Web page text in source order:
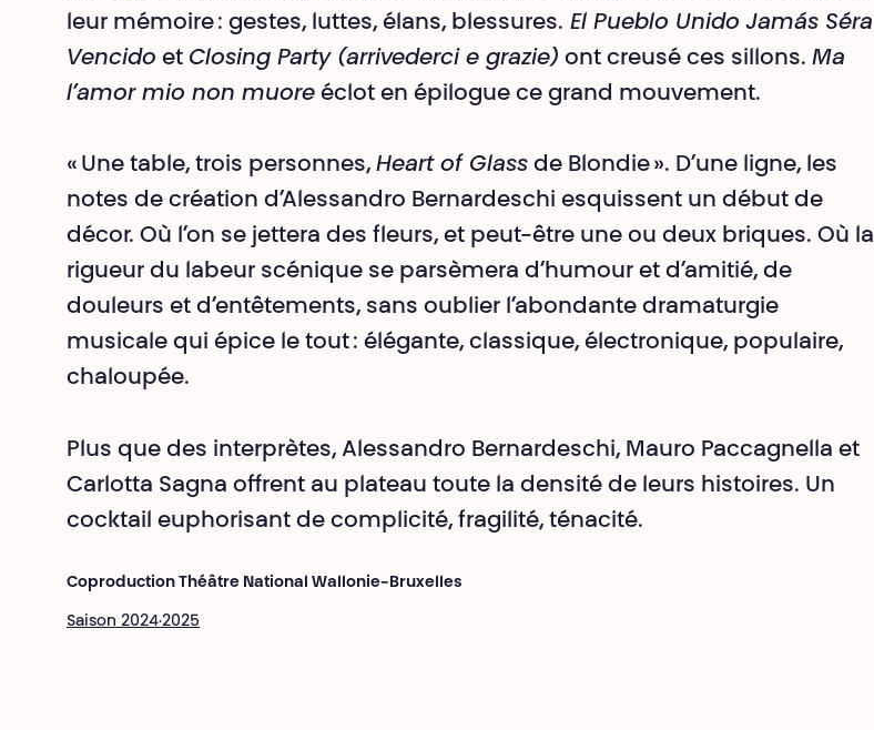
leur mémoire : gestes, luttes, élans, blessures. El Pueblo Unido Jamás Séra
Vencido et Closing Party (arrivederci e grazie) ont creusé ces sillons. Ma
l’amor mio non muore éclot en épilogue ce grand mouvement.
« Une table, trois personnes, Heart of Glass de Blondie ». D’une ligne, les
notes de création d’Alessandro Bernardeschi esquissent un début de
décor. Où l’on se jettera des fleurs, et peut-être une ou deux briques. Où la
rigueur du labeur scénique se parsèmera d’humour et d’amitié, de
douleurs et d’entêtements, sans oublier l’abondante dramaturgie
musicale qui épice le tout : élégante, classique, électronique, populaire,
chaloupée.
Plus que des interprètes, Alessandro Bernardeschi, Mauro Paccagnella et
Carlotta Sagna offrent au plateau toute la densité de leurs histoires. Un
cocktail euphorisant de complicité, fragilité, ténacité.
Coproduction Théâtre National Wallonie-Bruxelles
Saison 2024·2025